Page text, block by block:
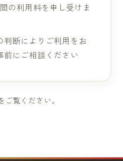
の利用料を申し受けま
判断によりご利用をお
前にご相談ください
ご覧ください。